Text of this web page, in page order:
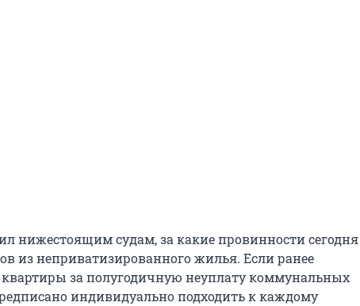
нижестоящим судам, за какие провинности сегодня
из неприватизированного жилья. Если ранее
за полугодичную неуплату коммунальных
индивидуально подходить к каждому